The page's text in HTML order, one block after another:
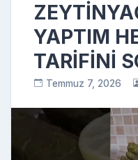
YAPTIM
TARİFİNİ
Temmuz 7, 2026